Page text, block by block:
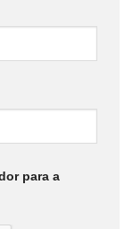
para a